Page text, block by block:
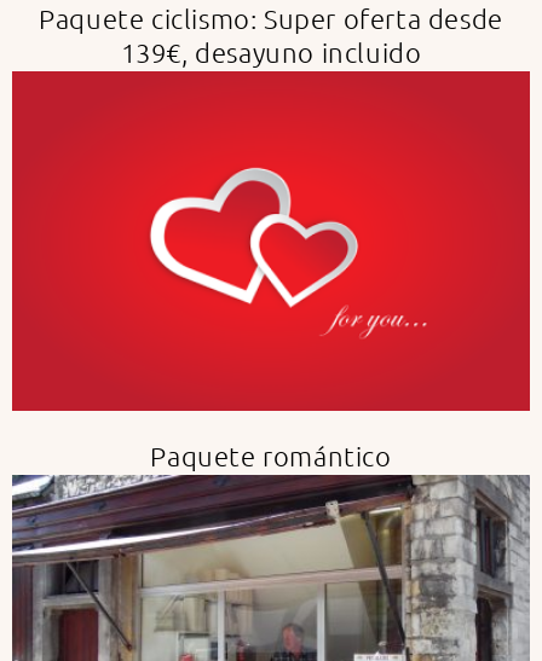
Paquete ciclismo: Super oferta desde
139€, desayuno incluido
Paquete romántico